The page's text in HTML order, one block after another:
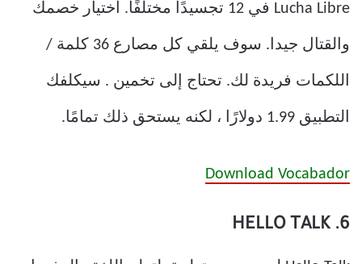
Lucha Libre في 12 تجسيدًا مختلفًا. اختيار خصمك
والقتال جيدا. سوف يلقي كل مصارع 36 كلمة /
اللكمات فريدة لك. تحتاج إلى تخمين . سيكلفك
التطبيق 1.99 دولارًا ، لكنه يستحق ذلك تمامًا.
Download Vocabador
6. HELLO TALK